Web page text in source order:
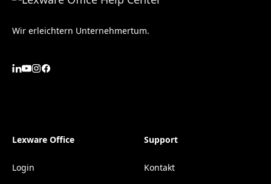
Wir erleichtern Unternehmertum.
Lexware Office
Login
Support
Kontakt